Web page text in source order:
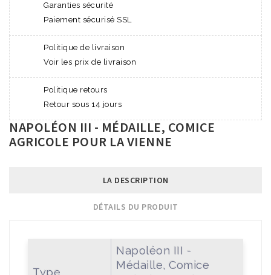
Garanties sécurité
Paiement sécurisé SSL
Politique de livraison
Voir les prix de livraison
Politique retours
Retour sous 14 jours
NAPOLÉON III - MÉDAILLE, COMICE
AGRICOLE POUR LA VIENNE
LA DESCRIPTION
DÉTAILS DU PRODUIT
Type
Napoléon III -
Médaille, Comice